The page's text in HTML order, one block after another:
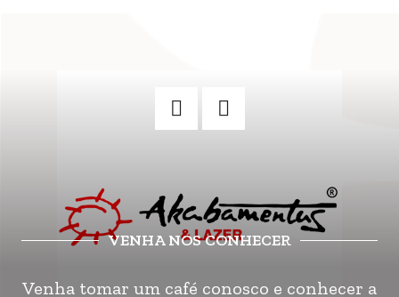
VENHA NOS CONHECER
Venha tomar um café conosco e conhecer a